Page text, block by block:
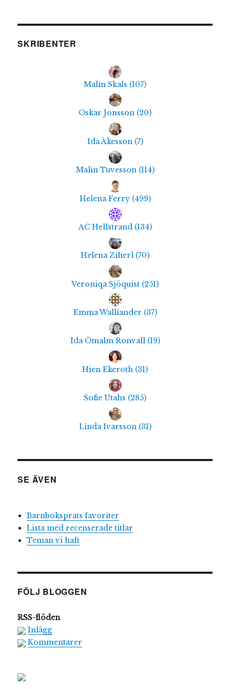
SKRIBENTER
Malin Skals (107)
Oskar Jonsson (20)
Ida Åkesson (7)
Malin Tuvesson (114)
Helena Ferry (499)
AC Hellstrand (134)
Helena Ziherl (70)
Veroniqa Sjöquist (251)
Emma Walliander (37)
Ida Ömalm Ronvall (19)
Hien Ekeroth (31)
Sofie Utahs (285)
Linda Ivarsson (31)
SE ÄVEN
Barnboksprats favoriter
Lista med recenserade titlar
Teman vi haft
FÖLJ BLOGGEN
RSS-flöden
Inlägg
Kommentarer